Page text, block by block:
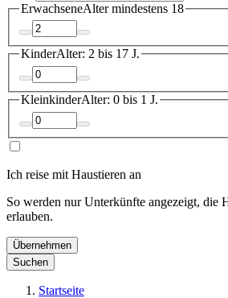
ErwachseneAlter mindestens 18
KinderAlter: 2 bis 17 J.
KleinkinderAlter: 0 bis 1 J.
Ich reise mit Haustieren an
So werden nur Unterkünfte angezeigt, die
erlauben.
Übernehmen
Suchen
Startseite